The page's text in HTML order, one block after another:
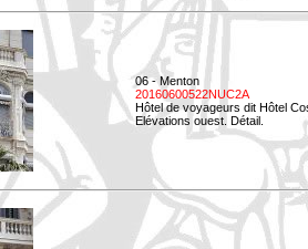
06 - Menton
20160600522NUC2A
Hôtel de voyageurs dit Hôtel
Elévations ouest. Détail.